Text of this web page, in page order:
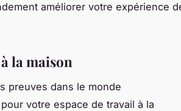
améliorer votre expérience
la maison
preuves dans le monde
votre espace de travail à la